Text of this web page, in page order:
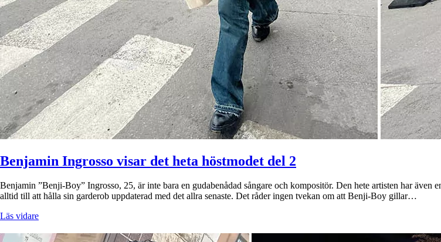
Benjamin Ingrosso visar det heta höstmodet del 2
Benjamin ”Benji-Boy” Ingrosso, 25, är inte bara en gudabenådad sångare och kompositör. Den hete artisten har
alltid till att hålla sin garderob uppdaterad med det allra senaste. Det råder ingen tvekan om att Benji-Boy gillar…
Läs vidare